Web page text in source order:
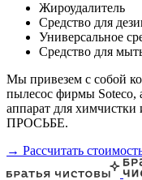
Жироудалитель
Средство для
Универсальное
Средство для
Мы привезем с собой
пылесос фирмы Soteco,
аппарат для
ПРОСЬБЕ.
→ Рассчитать